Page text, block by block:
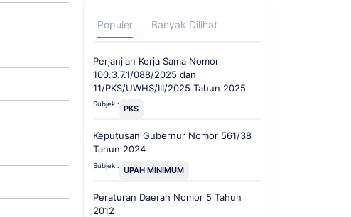
Populer Banyak Dilihat
Perjanjian Kerja Sama Nomor
100.3.7.1/088/2025 dan
11/PKS/UWHS/III/2025 Tahun 2025
Subjek : PKS
Keputusan Gubernur Nomor 561/38
Tahun 2024
Subjek : UPAH MINIMUM
Peraturan Daerah Nomor 5 Tahun
2012